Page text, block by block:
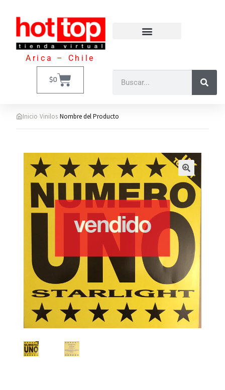
Arica – Chile
$0
Inicio›Vinilos›Nombre del Producto